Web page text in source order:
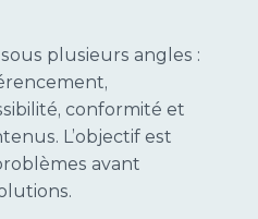
plusieurs angles :
conformité et
L’objectif est
avant